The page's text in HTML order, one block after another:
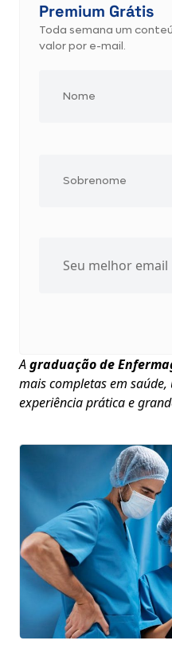
Agraduação de
mais completas em
experiência prática e
Premium Grátis
Toda semana um
valor por e-mail.